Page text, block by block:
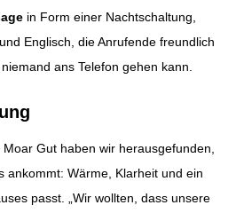
in Form einer Nachtschaltung,
Englisch, die Anrufende freundlich
ans Telefon gehen kann.
Gut haben wir herausgefunden,
ankommt: Wärme, Klarheit und ein
passt. „Wir wollten, dass unsere